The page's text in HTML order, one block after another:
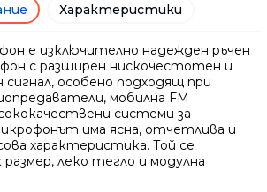
Характеристики
е изключително надежден ръчен
с разширен нискочестотен и
особено подходящ при
мобилна FM
системи за
има ясна, отчетлива и
характеристика. Той се
размер, леко тегло и модулна